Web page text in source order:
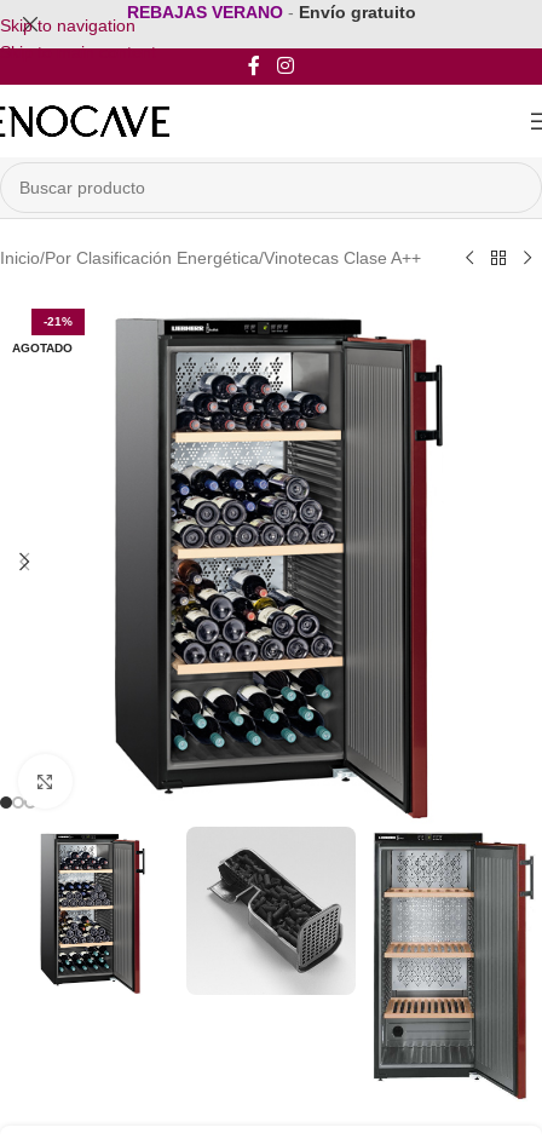
Skip to navigation
Skip to main content
REBAJAS VERANO - Envío gratuito
Inicio/Por Clasificación Energética/Vinotecas Clase A++
-21%
AGOTADO
Clic para ampliar